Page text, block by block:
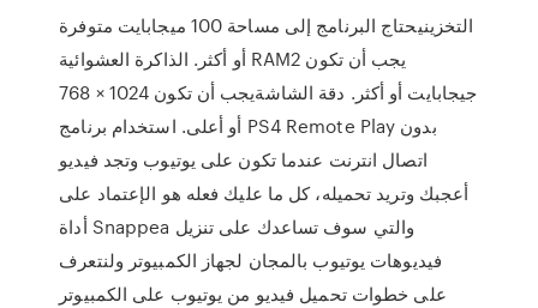
التخزينيحتاج البرنامج إلى مساحة 100 ميجابايت متوفرة
أو أكثر. الذاكرة العشوائية RAMيجب أن تكون 2
جيجابايت أو أكثر. دقة الشاشةيجب أن تكون 1024 × 768
أو أعلى. استخدام برنامج PS4 Remote Play بدون
اتصال انترنت عندما تكون على يوتيوب وتجد فيديو
أعجبك وتريد تحميله، كل ما عليك فعله هو الإعتماد على
أداة Snappea والتي سوف تساعدك على تنزيل
فيديوهات يوتيوب بالمجان لجهاز الكمبيوتر ولنتعرف
على خطوات تحميل فيديو من يوتيوب على الكمبيوتر